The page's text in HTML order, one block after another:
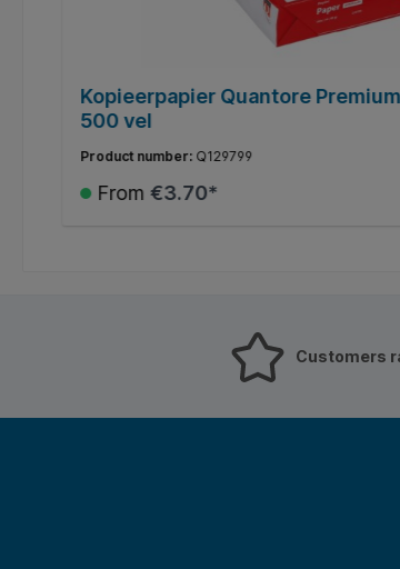
Kopieerpapier Quantore
500 vel
Product number: Q129799
From €3.70*
Customers